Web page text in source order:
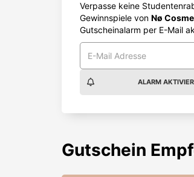
Verpasse keine
Gewinnspiele von Nø
Gutscheinalarm per E-Mail
ALARM
Gutschein